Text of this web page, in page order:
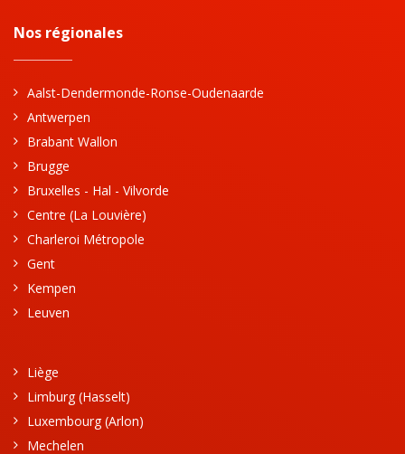
Nos régionales
Aalst-Dendermonde-Ronse-Oudenaarde
Antwerpen
Brabant Wallon
Brugge
Bruxelles - Hal - Vilvorde
Centre (La Louvière)
Charleroi Métropole
Gent
Kempen
Leuven
Liège
Limburg (Hasselt)
Luxembourg (Arlon)
Mechelen